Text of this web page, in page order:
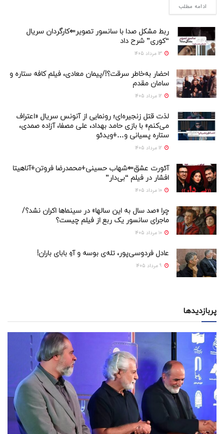
ادامه مطلب
ربط مشکل صدا با سانسور تصویر⇐کارگردان سریال
“کوری” شرح داد
احضار به‌خاطر سرقت؟!/پیمان معادی، فیلم کافه ستاره و
سامان مقدم
لذت قتل زنجیره‌ای؛ رونمایی از آنونس سریال «اعتراف
می‌کنم» با بازی حامد بهداد، علی مصفا، آزاده صمدی،
ستاره پسیانی و…+ویدئو
آئورت عشق⇐شهاب حسینی+محمدرضا فروتن+آناهیتا
افشار در فیلم “بی‌دار”
چرا «صد سال به این سالها» در سینماها اکران نشد؟/
ماجرای سانسور یک ربع از فیلم چیست؟
عادل فردوسی‌پور، تله‌ی بوسه و آهِ بابای باران!
پربازدیدها